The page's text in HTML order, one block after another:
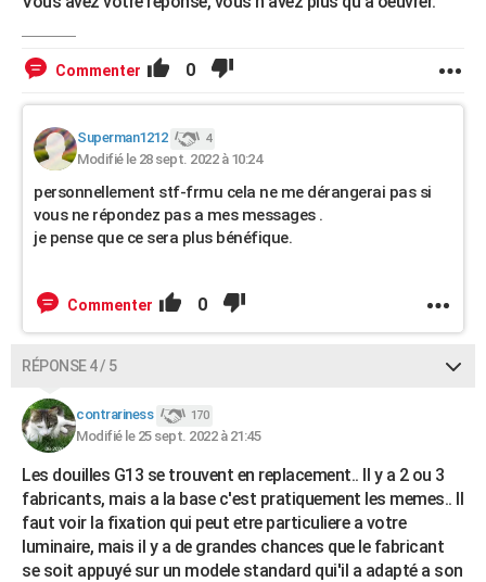
Commenter 0
Superman1212 4
Modifié le 28 sept. 2022 à 10:24
personnellement stf-frmu cela ne me dérangerai pas si
vous ne répondez pas a mes messages .
je pense que ce sera plus bénéfique.
Commenter 0
RÉPONSE 4 / 5
contrariness 170
Modifié le 25 sept. 2022 à 21:45
Les douilles G13 se trouvent en replacement.. Il y a 2 ou 3
fabricants, mais a la base c'est pratiquement les memes.. Il
faut voir la fixation qui peut etre particuliere a votre
luminaire, mais il y a de grandes chances que le fabricant
se soit appuyé sur un modele standard qui'il a adapté a son